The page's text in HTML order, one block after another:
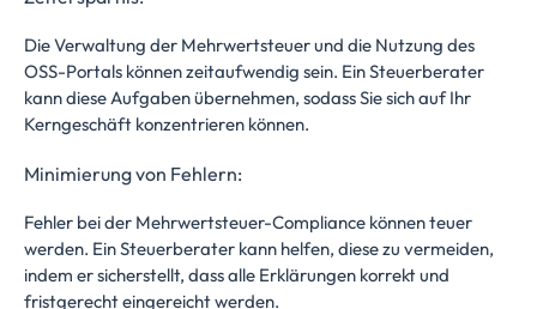
Die Verwaltung der Mehrwertsteuer und die Nutzung des
OSS-Portals können zeitaufwendig sein. Ein Steuerberater
kann diese Aufgaben übernehmen, sodass Sie sich auf Ihr
Kerngeschäft konzentrieren können.
Minimierung von Fehlern:
Fehler bei der Mehrwertsteuer-Compliance können teuer
werden. Ein Steuerberater kann helfen, diese zu vermeiden,
indem er sicherstellt, dass alle Erklärungen korrekt und
fristgerecht eingereicht werden.